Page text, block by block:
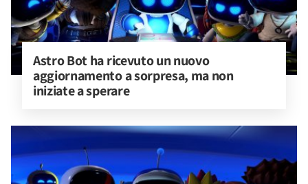
Astro Bot ha ricevuto un nuovo
aggiornamento a sorpresa, ma non
iniziate a sperare